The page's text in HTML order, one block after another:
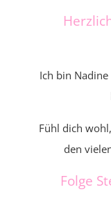
Ich bin
Fühl dich
den
Folge